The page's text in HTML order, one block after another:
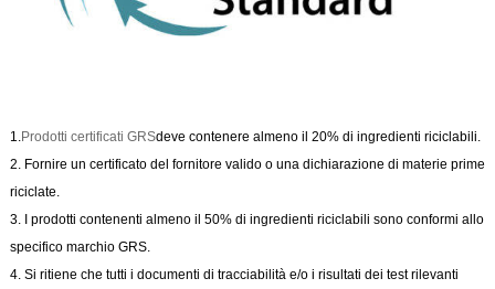
1. Prodotti certificati GRSdeve contenere almeno il 20% di ingredienti riciclabili.
2. Fornire un certificato del fornitore valido o una dichiarazione di materie prime
riciclate.
3. I prodotti contenenti almeno il 50% di ingredienti riciclabili sono conformi allo
specifico marchio GRS.
4. Si ritiene che tutti i documenti di tracciabilità e/o i risultati dei test rilevanti